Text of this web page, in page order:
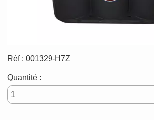
Réf : 001329-H7Z
Quantité :